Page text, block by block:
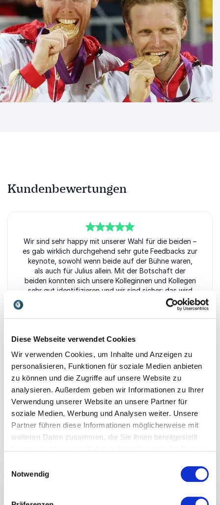
Diese Webseite verwendet Cookies
Wir verwenden Cookies, um Inhalte und Anzeigen zu
personalisieren, Funktionen für soziale Medien anbieten
zu können und die Zugriffe auf unsere Website zu
analysieren. Außerdem geben wir Informationen zu Ihrer
Verwendung unserer Website an unsere Partner für
soziale Medien, Werbung und Analysen weiter. Unsere
Partner führen diese Informationen möglicherweise mit
weiteren Daten zusammen, die Sie ihnen bereitgestellt
Notwendig
Kundenbewertungen
5von5
Wir sind sehr happy mit unserer Wahl für die beiden –
es gab wirklich durchgehend sehr gute Feedbacks zur
keynote, sowohl wenn beide auf der Bühne waren,
als auch für Julius allein. Mit der Botschaft der
beiden konnten sich unsere Kolleginnen und Kollegen
sehr gut identifizieren und wir sind sicher: das wird
noch länger nachwirken in unserer Organisation. Auch
der persönliche Kontakt mit Jonas und Julius war
total angenehmen und unkompliziert – sie haben sich
noch Zeit genommen für kurze Gespräche und Fotos
Sandra Rings
Axa Konzern AG
Bewertet5.00/5 basierend auf 1Kundenbewertungen
VORTRAG VON REFERENTEN JULIUS BRINK &
“Diversity - Vorteil durch